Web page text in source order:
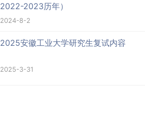
2022-2023历年）
2024-8-2
2025安徽工业大学研究生复试内容
2025-3-31